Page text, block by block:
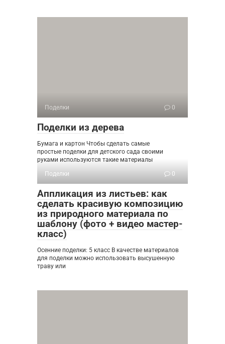
Поделки 0
Поделки из дерева
Бумага и картон Чтобы сделать самые
простые поделки для детского сада своими
руками используются такие материалы
Поделки
0
Аппликация из листьев: как
сделать красивую композицию
из природного материала по
шаблону (фото + видео мастер-
класс)
Осенние поделки: 5 класс В качестве материалов
для поделки можно использовать высушенную
траву или